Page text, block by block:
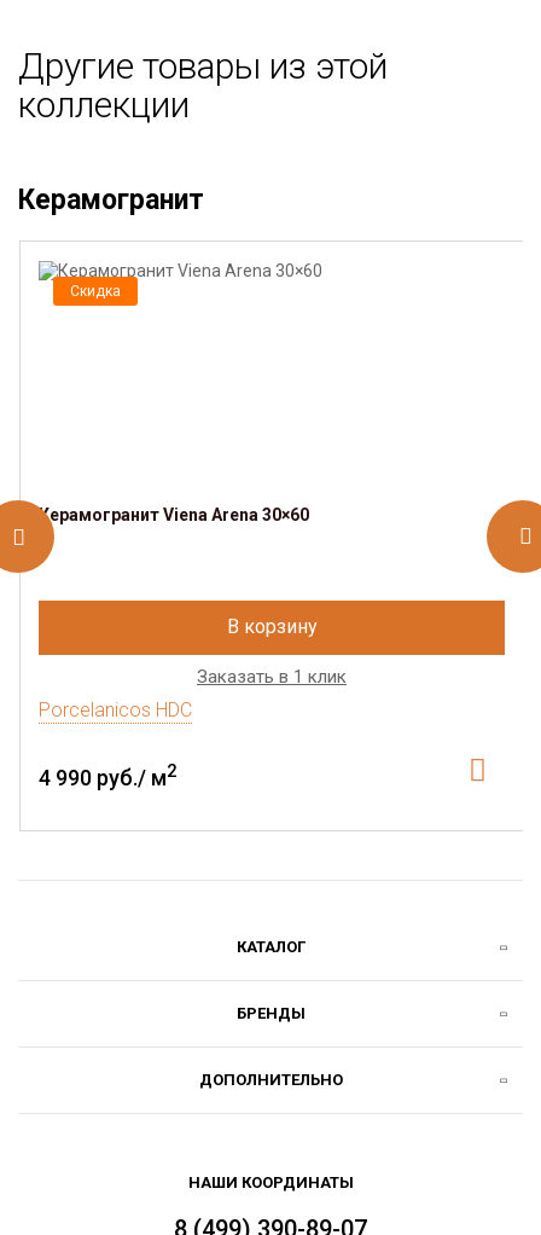
Другие товары из этой
коллекции
Керамогранит
Скидка
Керамогранит Viena Arena 30×60
В корзину
Заказать в 1 клик
Porcelanicos HDC
4 990 руб./ м2
КАТАЛОГ
БРЕНДЫ
ДОПОЛНИТЕЛЬНО
НАШИ КООРДИНАТЫ
8 (499) 390-89-07